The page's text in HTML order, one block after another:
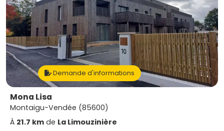
Demande d'informations
Mona Lisa
Montaigu-Vendée (85600)
À 21.7 km de La Limouzinière